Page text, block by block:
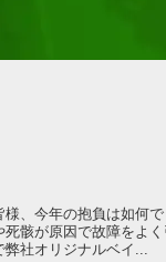
、今年の抱負は如何
骸が原因で故障をよ
弊社オリジナルベイ...